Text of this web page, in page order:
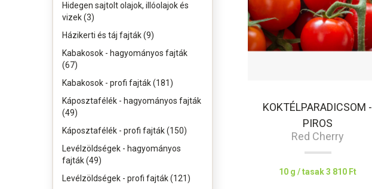
Hidegen sajtolt olajok, illóolajok és
vizek (3)
Házikerti és táj fajták (9)
Kabakosok - hagyományos fajták
(67)
Kabakosok - profi fajták (181)
Káposztafélék - hagyományos fajták
(49)
Káposztafélék - profi fajták (150)
Levélzöldségek - hagyományos
fajták (49)
Levélzöldségek - profi fajták (121)
KOKTÉLPARADICSOM -
PIROS
Red Cherry
10 g / tasak3 810 Ft